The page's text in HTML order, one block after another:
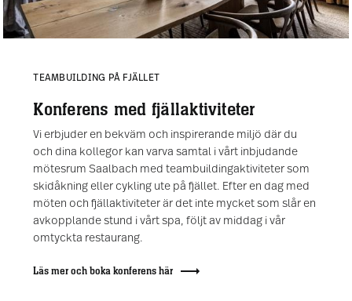
TEAMBUILDING PÅ FJÄLLET
Konferens med fjällaktiviteter
Vi erbjuder en bekväm och inspirerande miljö där du
och dina kollegor kan varva samtal i vårt inbjudande
mötesrum Saalbach med teambuildingaktiviteter som
skidåkning eller cykling ute på fjället. Efter en dag med
möten och fjällaktiviteter är det inte mycket som slår en
avkopplande stund i vårt spa, följt av middag i vår
omtyckta restaurang.
Läs mer och boka konferens här